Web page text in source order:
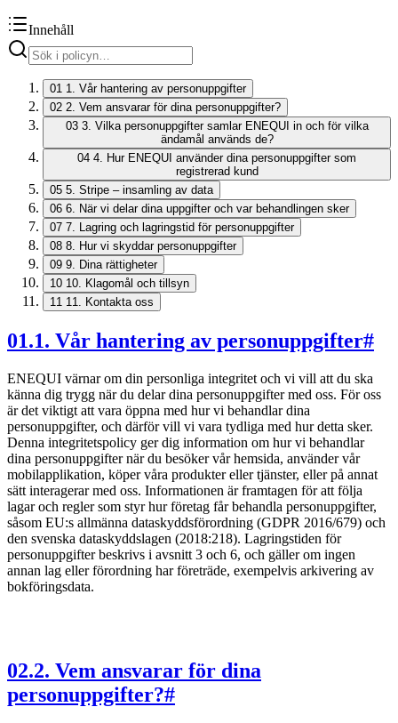
Innehåll
01 1. Vår hantering av personuppgifter
02 2. Vem ansvarar för dina personuppgifter?
03 3. Vilka personuppgifter samlar ENEQUI in och för vilka
ändamål används de?
04 4. Hur ENEQUI använder dina personuppgifter som
registrerad kund
05 5. Stripe – insamling av data
06 6. När vi delar dina uppgifter och var behandlingen sker
07 7. Lagring och lagringstid för personuppgifter
08 8. Hur vi skyddar personuppgifter
09 9. Dina rättigheter
10 10. Klagomål och tillsyn
11 11. Kontakta oss
01.1. Vår hantering av personuppgifter#
ENEQUI värnar om din personliga integritet och vi vill att du ska
känna dig trygg när du delar dina personuppgifter med oss. För oss
är det viktigt att vara öppna med hur vi behandlar dina
personuppgifter, och därför vill vi vara tydliga med hur detta sker.
Denna integritetspolicy ger dig information om hur vi behandlar
dina personuppgifter när du besöker vår hemsida, använder vår
mobilapplikation, köper våra produkter eller tjänster, eller på annat
sätt interagerar med oss. Informationen är framtagen för att följa
lagar och regler som styr hur företag får behandla personuppgifter,
såsom EU:s allmänna dataskyddsförordning (GDPR 2016/679) och
den svenska dataskyddslagen (2018:218). Lagringstiden för
personuppgifter beskrivs i avsnitt 3 och 6, och gäller om ingen
annan lag eller förordning har företräde, exempelvis arkivering av
bokföringsdata.
02.2. Vem ansvarar för dina
personuppgifter?#